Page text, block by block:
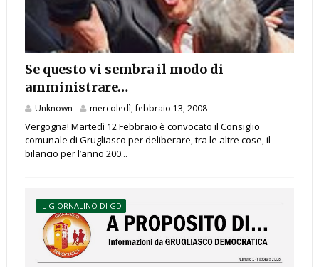
Se questo vi sembra il modo di
amministrare…
Unknown mercoledì, febbraio 13, 2008
Vergogna! Martedì 12 Febbraio è convocato il Consiglio
comunale di Grugliasco per deliberare, tra le altre cose, il
bilancio per l’anno 200...
IL GIORNALINO DI GD